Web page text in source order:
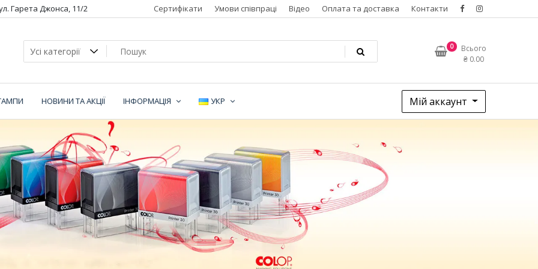
Гарета Джонса, 11/2 Сертифікати Умови співпраці Відео Оплата та доставка Контакти
0
Всього
₴ 0.00
НОВИНИ ТА АКЦІЇ ІНФОРМАЦІЯ УКР Мій аккаунт